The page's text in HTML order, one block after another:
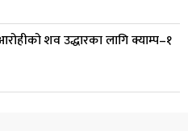
बनाउने ट्रम्पको नयाँ प्रयास, दुई
शव उद्धारका लागि क्याम्प–१